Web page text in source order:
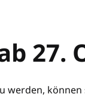
27.
werden,